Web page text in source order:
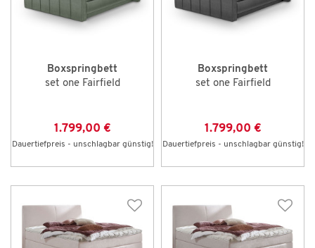
Boxspringbett
set one Fairfield
1.799,00 €
Dauertiefpreis - unschlagbar günstig!
Boxspringbett
set one Fairfield
1.799,00 €
Dauertiefpreis - unschlagbar günstig!